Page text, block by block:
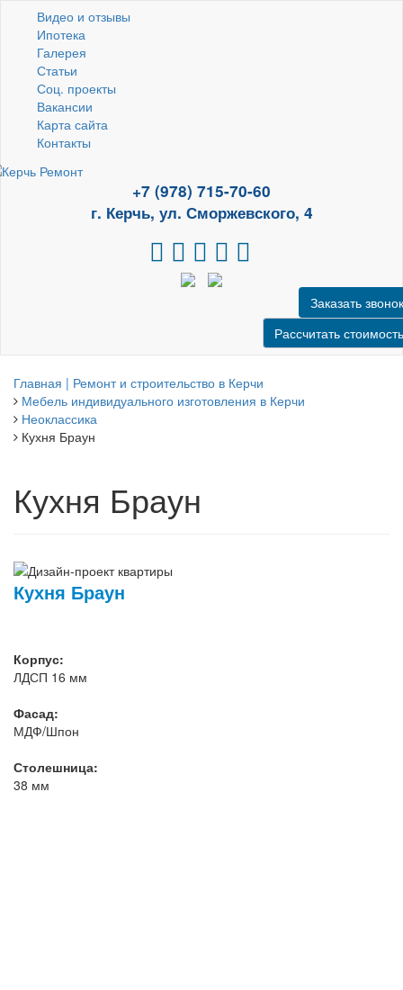
Видео и отзывы
Ипотека
Галерея
Статьи
Соц. проекты
Вакансии
Карта сайта
Контакты
+7 (978) 715-70-60
г. Керчь, ул. Сморжевского, 4
Заказать звонок
Рассчитать стоимость
Главная | Ремонт и строительство в Керчи
Мебель индивидуального изготовления в Керчи
Неоклассика
Кухня Браун
Кухня Браун
Кухня Браун
Корпус:
ЛДСП 16 мм
Фасад:
МДФ/Шпон
Столешница:
38 мм